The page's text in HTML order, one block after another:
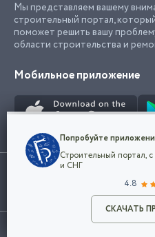
Мы представляем вашему
строительный портал,
поможет решить вашу
области строительства и
Мобильное приложение
Использование сайта, в том числе
марки представленные на сайте
©2026
Конфиденциальность
Мы используем файлы cookie,
наш сайт удобным для
Политикой
и принимаете условия
Попробуйте
Строительный портал,
и СНГ
4.8
СКАЧАТЬ